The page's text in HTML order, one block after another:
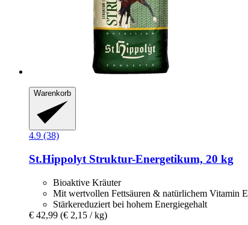
Warenkorb
4.9 (38)
St.Hippolyt Struktur-​Energetikum, 20 kg
Bioaktive Kräuter
Mit wertvollen Fettsäuren & natürlichem Vitamin E
Stärkereduziert bei hohem Energiegehalt
€ 42,99 (€ 2,15 / kg)